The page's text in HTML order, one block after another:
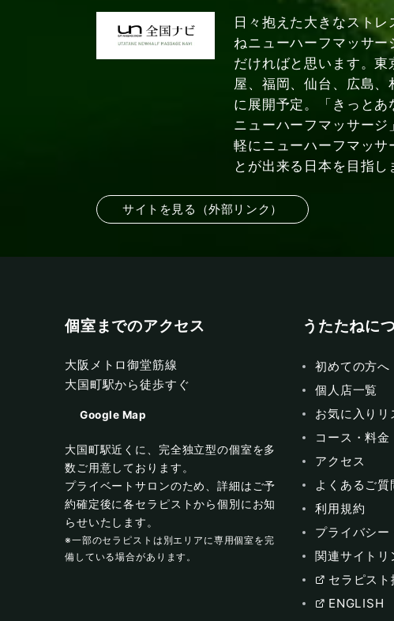
日々抱えた大きなストレ
ねニューハーフマッサー
だければと思います。東
屋、福岡、仙台、広島、
に展開予定。「きっとあ
ニューハーフマッサージ
軽にニューハーフマッサ
とが出来る日本を目指し
サイトを見る（外部リンク）
個室までのアクセス
大阪メトロ御堂筋線
大国町駅から徒歩すぐ
Google Map
大国町駅近くに、完全独立型の個室を多
数ご用意しております。
プライベートサロンのため、詳細はご予
約確定後に各セラピストから個別にお知
らせいたします。
※一部のセラピストは別エリアに専用個室を完
備している場合があります。
うたたねに
初めての方へ
個人店一覧
お気に入りリ
コース・料金
アクセス
よくあるご質
利用規約
プライバシー
関連サイトリ
セラピス
ENGLISH